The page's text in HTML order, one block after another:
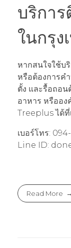
บริกา
ในกรุง
หากสนใจใช้บ
หรือต้องการค
ตั้ง และรื้อถอน
อาหาร หรืออง
Treeplus ได้ที่
เบอร์โทร:
Line ID:
Read More